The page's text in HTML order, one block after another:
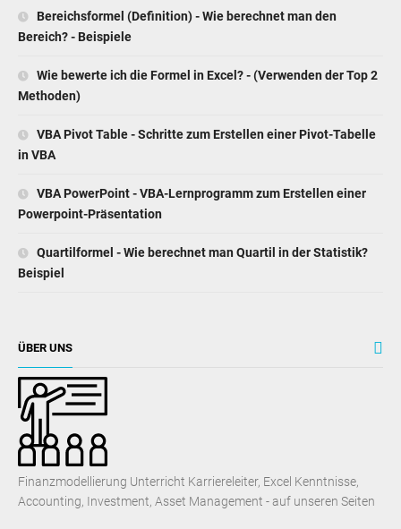
Bereichsformel (Definition) - Wie berechnet man den
Bereich? - Beispiele
Wie bewerte ich die Formel in Excel? - (Verwenden der Top 2
Methoden)
VBA Pivot Table - Schritte zum Erstellen einer Pivot-Tabelle
in VBA
VBA PowerPoint - VBA-Lernprogramm zum Erstellen einer
Powerpoint-Präsentation
Quartilformel - Wie berechnet man Quartil in der Statistik?
Beispiel
ÜBER UNS
Finanzmodellierung Unterricht Karriereleiter, Excel Kenntnisse,
Accounting, Investment, Asset Management - auf unseren Seiten